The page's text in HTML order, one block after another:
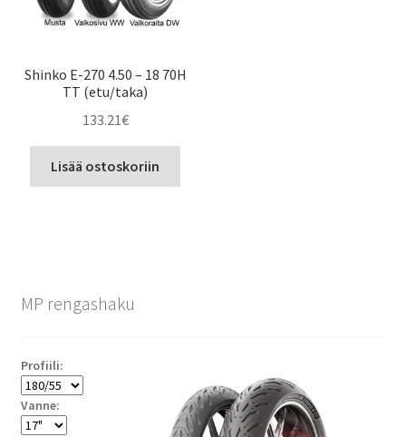
Shinko E-270 4.50 – 18 70H
TT (etu/taka)
133.21€
Lisää ostoskoriin
MP rengashaku
Profiili:
Vanne: